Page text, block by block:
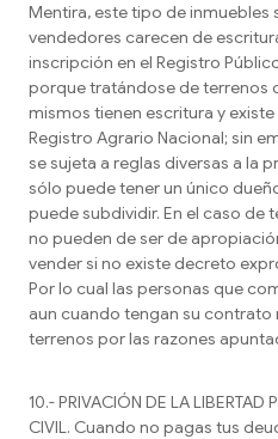
Mentira, este tipo de inmuebles
vendedores carecen de
inscripción en el Registro
porque tratándose de terrenos
mismos tienen escritura y
Registro Agrario Nacional; sin
se sujeta a reglas diversas a la
sólo puede tener un único
puede subdividir. En el caso de
no pueden de ser de
vender si no existe decreto
Por lo cual las personas que
aun cuando tengan su contrato
terrenos por las razones
10.- PRIVACIÓN DE LA LIBERTAD
CIVIL. Cuando no pagas tus